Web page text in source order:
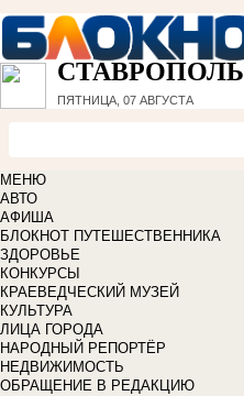
СТАВРОПОЛЬ
ПЯТНИЦА, 07 АВГУСТА
МЕНЮ
АВТО
АФИША
БЛОКНОТ ПУТЕШЕСТВЕННИКА
ЗДОРОВЬЕ
КОНКУРСЫ
КРАЕВЕДЧЕСКИЙ МУЗЕЙ
КУЛЬТУРА
ЛИЦА ГОРОДА
НАРОДНЫЙ РЕПОРТЁР
НЕДВИЖИМОСТЬ
ОБРАЩЕНИЕ В РЕДАКЦИЮ